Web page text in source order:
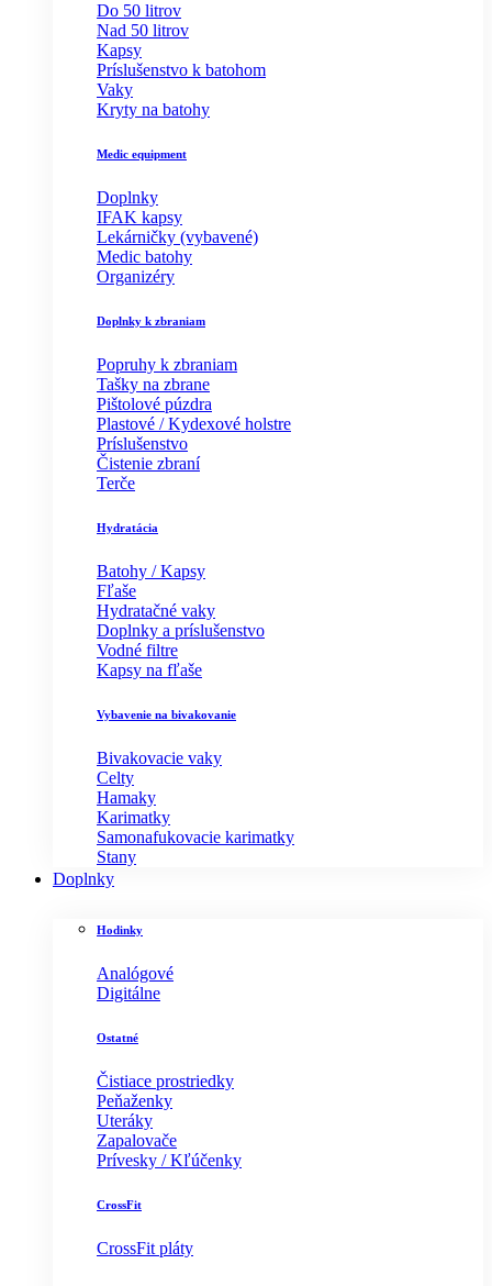
Do 50 litrov
Nad 50 litrov
Kapsy
Príslušenstvo k batohom
Vaky
Kryty na batohy
Medic equipment
Doplnky
IFAK kapsy
Lekárničky (vybavené)
Medic batohy
Organizéry
Doplnky k zbraniam
Popruhy k zbraniam
Tašky na zbrane
Pištolové púzdra
Plastové / Kydexové holstre
Príslušenstvo
Čistenie zbraní
Terče
Hydratácia
Batohy / Kapsy
Fľaše
Hydratačné vaky
Doplnky a príslušenstvo
Vodné filtre
Kapsy na fľaše
Vybavenie na bivakovanie
Bivakovacie vaky
Celty
Hamaky
Karimatky
Samonafukovacie karimatky
Stany
Doplnky
Hodinky
Analógové
Digitálne
Ostatné
Čistiace prostriedky
Peňaženky
Uteráky
Zapalovače
Prívesky / Kľúčenky
CrossFit
CrossFit pláty